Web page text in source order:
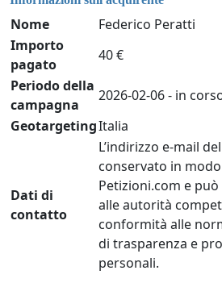
Nome
Federico Peratti
Importo
pagato
40 €
Periodo della
campagna
2026-02-06 - in
GeotargetingItalia
Dati di
contatto
L’indirizzo e-mail
conservato in
Petizioni.com e
alle autorità
conformità alle
di trasparenza e
personali.